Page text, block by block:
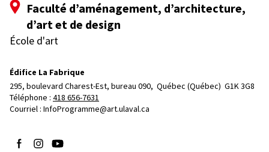
Faculté d’aménagement, d’architecture,
d’art et de design
École d'art
Édifice La Fabrique
295, boulevard Charest-Est, bureau 090, Québec (Québec)  G1K 3G8
Téléphone : 418 656-7631
Courriel : InfoProgramme@art.ulaval.ca
Suivez-nous sur Facebook
Suivez-nous sur Instagram
Suivez-nous sur YouTube